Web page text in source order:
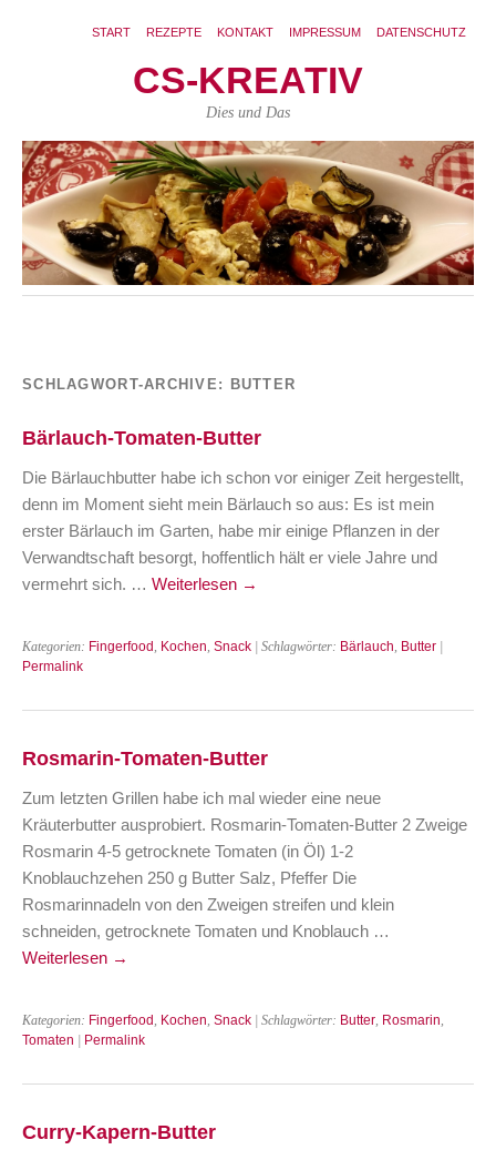
START REZEPTE KONTAKT IMPRESSUM DATENSCHUTZ
CS-KREATIV
Dies und Das
SCHLAGWORT-ARCHIVE: BUTTER
Bärlauch-Tomaten-Butter
Die Bärlauchbutter habe ich schon vor einiger Zeit hergestellt,
denn im Moment sieht mein Bärlauch so aus: Es ist mein
erster Bärlauch im Garten, habe mir einige Pflanzen in der
Verwandtschaft besorgt, hoffentlich hält er viele Jahre und
vermehrt sich. … Weiterlesen →
Kategorien: Fingerfood Kochen Snack | Schlagwörter: Bärlauch Butter |
Permalink
Rosmarin-Tomaten-Butter
Zum letzten Grillen habe ich mal wieder eine neue
Kräuterbutter ausprobiert. Rosmarin-Tomaten-Butter 2 Zweige
Rosmarin 4-5 getrocknete Tomaten (in Öl) 1-2
Knoblauchzehen 250 g Butter Salz, Pfeffer Die
Rosmarinnadeln von den Zweigen streifen und klein
schneiden, getrocknete Tomaten und Knoblauch …
Weiterlesen →
Kategorien: Fingerfood Kochen Snack | Schlagwörter: Butter Rosmarin
Tomaten | Permalink
Curry-Kapern-Butter